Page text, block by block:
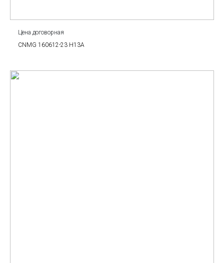
Цена договорная
CNMG 160612-23 H13A